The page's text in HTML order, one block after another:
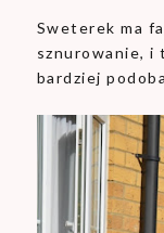
Sweterek ma
sznurowanie, i
bardziej